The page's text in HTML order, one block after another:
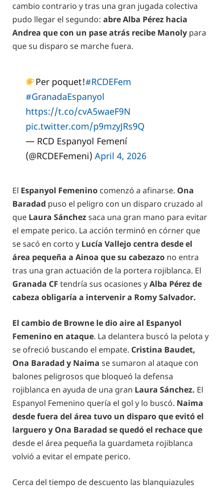
cambio contrario y tras una gran jugada colectiva
pudo llegar el segundo: abre Alba Pérez hacia
Andrea que con un pase atrás recibe Manoly para
que su disparo se marche fuera.
Per poquet!#RCDEFem
#GranadaEspanyol
https://t.co/cvA5waeF9N
pic.twitter.com/p9mzyJRs9Q
— RCD Espanyol Femení
(@RCDEFemeni) April 4, 2026
El Espanyol Femenino comenzó a afinarse. Ona
Baradad puso el peligro con un disparo cruzado al
que Laura Sánchezsaca una gran mano para evitar
el empate perico. La acción terminó en córner que
se sacó en corto y Lucía Vallejo centra desde el
área pequeña a Ainoa que su cabezazo no entra
tras una gran actuación de la portera rojiblanca. El
Granada CF tendría sus ocasiones yAlba Pérez de
cabeza obligaría a intervenir a Romy Salvador.
El cambio de Browne le dio aire al Espanyol
Femenino en ataque. La delantera buscó la pelota y
se ofreció buscando el empate. Cristina Baudet,
Ona Baradad y Naima se sumaron al ataque con
balones peligrosos que bloqueó la defensa
rojiblanca en ayuda de una gran Laura Sánchez. El
Espanyol Femenino quería el gol y lo buscó. Naima
desde fuera del área tuvo un disparo que evitó el
larguero y Ona Baradad se quedó el rechace que
desde el área pequeña la guardameta rojiblanca
volvió a evitar el empate perico.
Cerca del tiempo de descuento las blanquiazules